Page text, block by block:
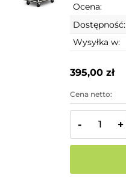
Ocena:
Dostępność:
Wysyłka w:
395,00 zł
Cena netto:
- +